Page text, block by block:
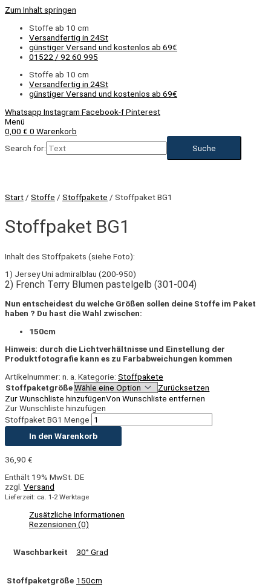
Zum Inhalt springen
Stoffe ab 10 cm
Versandfertig in 24St
günstiger Versand und kostenlos ab 69€
01522 / 92 60 995
Stoffe ab 10 cm
Versandfertig in 24St
günstiger Versand und kostenlos ab 69€
Whatsapp Instagram Facebook-fPinterest
Menü
0,00 € 0 Warenkorb
Search for:
Start / Stoffe / Stoffpakete / Stoffpaket BG1
Stoffpaket BG1
Inhalt des Stoffpakets (siehe Foto):
1) Jersey Uni admiralblau (200-950)
2) French Terry Blumen pastelgelb (301-004)
Nun entscheidest du welche Größen sollen deine Stoffe im Paket
haben ? Du hast die Wahl zwischen:
150cm
Hinweis: durch die Lichtverhältnisse und Einstellung der
Produktfotografie kann es zu Farbabweichungen kommen
Artikelnummer: n. a. Kategorie: Stoffpakete
Stoffpaketgröße
Zurücksetzen
Zur Wunschliste hinzufügenVon Wunschliste entfernen
Zur Wunschliste hinzufügen
Stoffpaket BG1 Menge
In den Warenkorb
36,90 €
Enthält 19% MwSt. DE
zzgl. Versand
Lieferzeit: ca. 1-2 Werktage
Zusätzliche Informationen
Rezensionen (0)
Waschbarkeit 30° Grad
Stoffpaketgröße 150cm